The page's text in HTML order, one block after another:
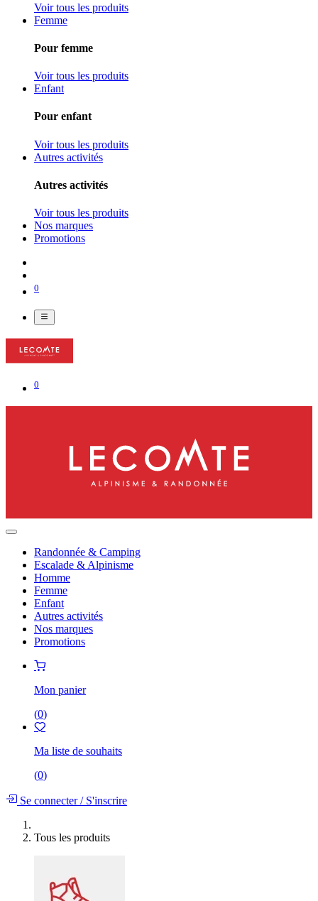
Voir tous les produits
Femme
Pour femme
Voir tous les produits
Enfant
Pour enfant
Voir tous les produits
Autres activités
Autres activités
Voir tous les produits
Nos marques
Promotions
0
0
Randonnée & Camping
Escalade & Alpinisme
Homme
Femme
Enfant
Autres activités
Nos marques
Promotions
Mon panier
(0)
Ma liste de souhaits
(0)
Se connecter/S'inscrire
Tous les produits